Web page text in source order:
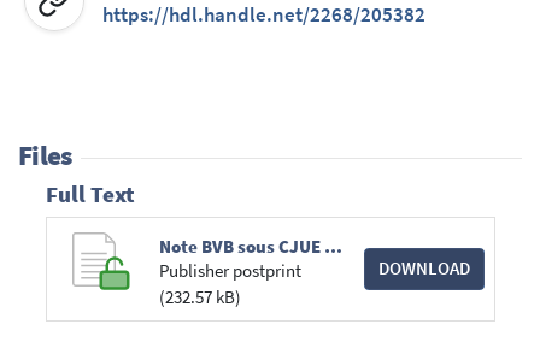
https://hdl.handle.net/2268/205382
Files
Full Text
Note BVB sous CJUE Hassan.pdf
Publisher postprint
(232.57 kB)
DOWNLOAD